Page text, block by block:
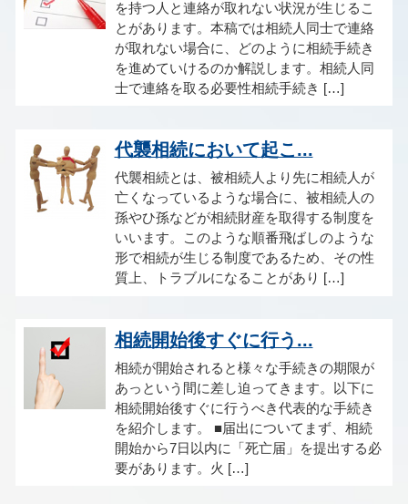
を持つ人と連絡が取れない状況が生じるこ
とがあります。本稿では相続人同士で連絡
が取れない場合に、どのように相続手続き
を進めていけるのか解説します。相続人同
士で連絡を取る必要性相続手続き […]
代襲相続において起こ...
代襲相続とは、被相続人より先に相続人が
亡くなっているような場合に、被相続人の
孫やひ孫などが相続財産を取得する制度を
いいます。このような順番飛ばしのような
形で相続が生じる制度であるため、その性
質上、トラブルになることがあり […]
相続開始後すぐに行う...
相続が開始されると様々な手続きの期限が
あっという間に差し迫ってきます。以下に
相続開始後すぐに行うべき代表的な手続き
を紹介します。 ■届出についてまず、相続
開始から7日以内に「死亡届」を提出する必
要があります。火 […]